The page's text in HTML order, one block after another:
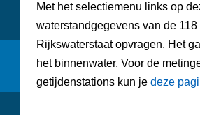
Met het selectiemenu links op
waterstandgegevens van de
Rijkswaterstaat opvragen. Het
het binnenwater. Voor de
getijdenstations kun je deze